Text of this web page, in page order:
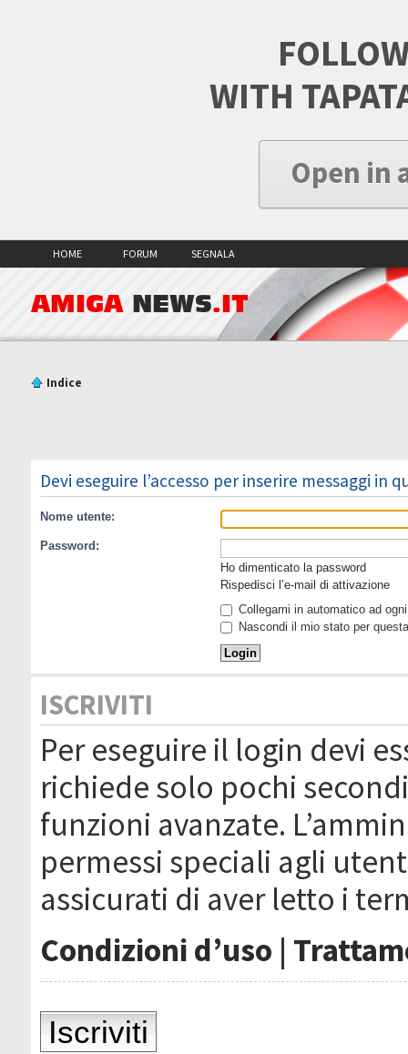
WITH
Open in
HOME FORUM SEGNALA
AMIGA NEWS.IT
Indice
Devi eseguire l’accesso per inserire messaggi in
Nome utente:
Password:
Ho dimenticato la password
Rispedisci l’e-mail di attivazione
Collegami in automatico ad
Nascondi il mio stato per
ISCRIVITI
Per eseguire il login devi
richiede solo pochi
funzioni avanzate.
permessi speciali agli
assicurati di aver letto i
Condizioni d’uso |
Iscriviti